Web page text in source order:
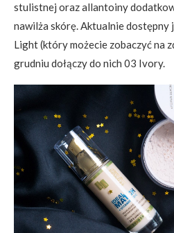
stulistnej oraz allantoiny
nawilża skórę. Aktualnie dostępny
Light (który możecie zobaczyć na
grudniu dołączy do nich 03 Ivory.